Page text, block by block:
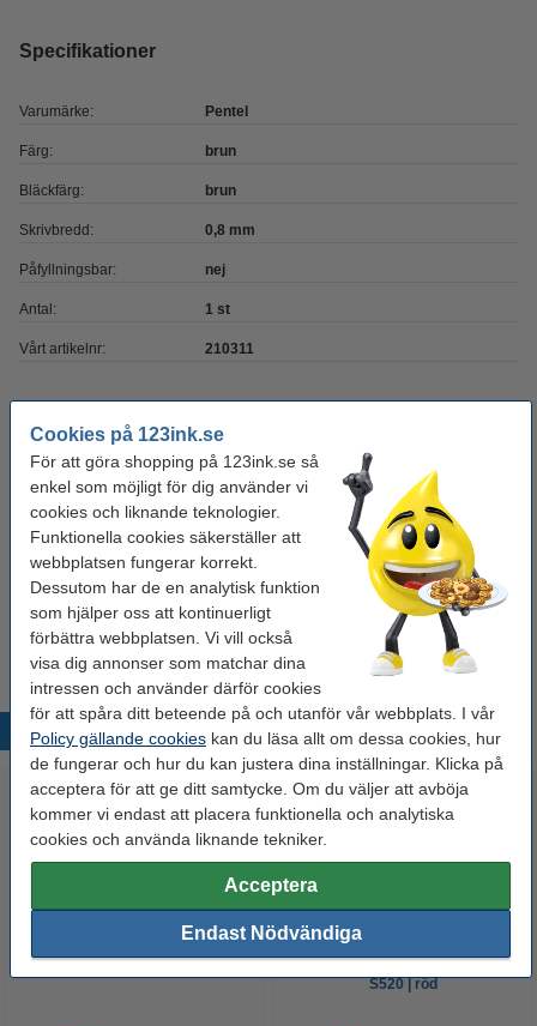
Cookies på 123ink.se
För att göra shopping på 123ink.se så
enkel som möjligt för dig använder vi
cookies och liknande teknologier.
Funktionella cookies säkerställer att
webbplatsen fungerar korrekt.
Dessutom har de en analytisk funktion
som hjälper oss att kontinuerligt
förbättra webbplatsen. Vi vill också
visa dig annonser som matchar dina
intressen och använder därför cookies
för att spåra ditt beteende på och utanför vår webbplats. I vår
Policy gällande cookies kan du läsa allt om dessa cookies, hur
de fungerar och hur du kan justera dina inställningar. Klicka på
acceptera för att ge ditt samtycke. Om du väljer att avböja
kommer vi endast att placera funktionella och analytiska
cookies och använda liknande tekniker.
Acceptera
Endast Nödvändiga
Specifikationer
Varumärke: Pentel
Färg: brun
Bläckfärg: brun
Skrivbredd: 0,8 mm
Påfyllningsbar: nej
Antal: 1 st
Vårt artikelnr: 210311
Köp12stför endast
150 kr
Millimeterblock A4 | 80g | 123ink | 25 ark
24 kr
Populära produkter
Dymo Omega Präglingsmaskin
Fineliner 0.8mm | Pentel Sign
S520 | röd